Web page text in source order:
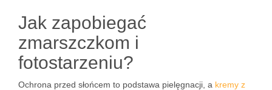
Jak zapobiegać
zmarszczkom i
fotostarzeniu?
Ochrona przed słońcem to podstawa pielęgnacji, a kremy z